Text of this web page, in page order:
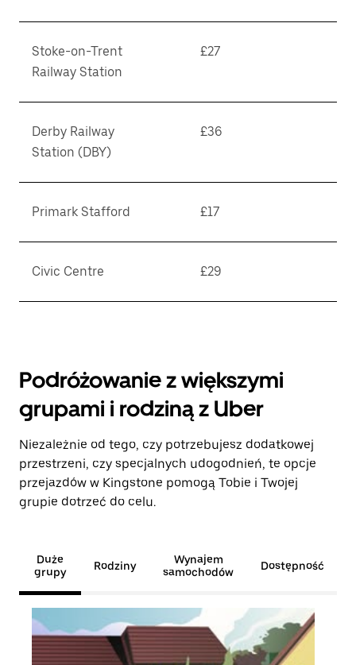
Stoke-on-Trent
Railway Station
£27
Derby Railway
Station (DBY)
£36
Primark Stafford £17
Civic Centre £29
Podróżowanie z większymi
grupami i rodziną z Uber
Niezależnie od tego, czy potrzebujesz dodatkowej
przestrzeni, czy specjalnych udogodnień, te opcje
przejazdów w Kingstone pomogą Tobie i Twojej
grupie dotrzeć do celu.
Duże
grupy
Rodziny
Wynajem
samochodów
Dostępność